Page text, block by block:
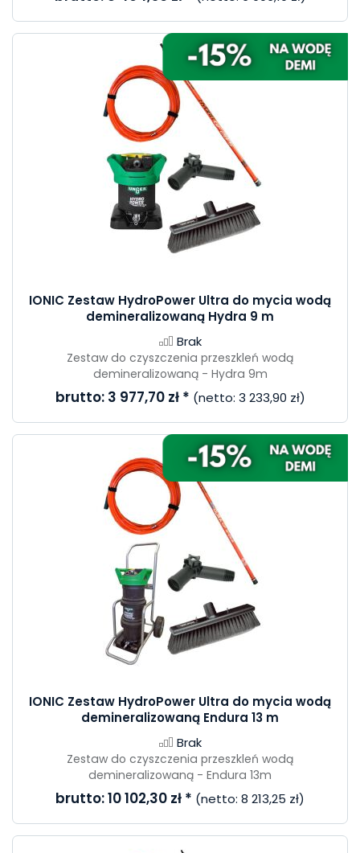
IONIC Zestaw HydroPower Ultra do mycia wodą
demineralizowaną Hydra 9 m
Brak
Zestaw do czyszczenia przeszkleń wodą
demineralizowaną - Hydra 9m
brutto: 3 977,70 zł* (netto: 3 233,90 zł)
IONIC Zestaw HydroPower Ultra do mycia wodą
demineralizowaną Endura 13 m
Brak
Zestaw do czyszczenia przeszkleń wodą
demineralizowaną - Endura 13m
brutto:10 102,30 zł * (netto: 8 213,25 zł)